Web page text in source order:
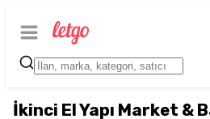
İkinci El Yapı Market &